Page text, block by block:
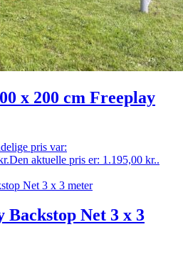
x 200 cm Freeplay
pris var:
Den aktuelle pris er: 1.195,00 kr..
Backstop Net 3 x 3